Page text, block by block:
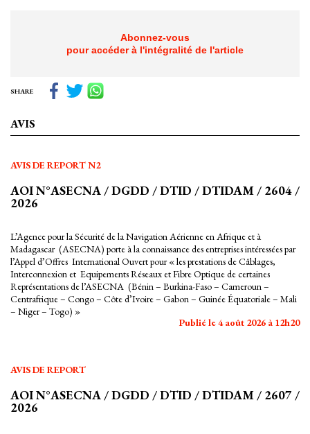
Abonnez-vous
pour accéder à l'intégralité de l'article
SHARE
AVIS
AVIS DE REPORT N2
AOI N°ASECNA / DGDD / DTID / DTIDAM / 2604 /
2026
L’Agence pour la Sécurité de la Navigation Aérienne en Afrique et à
Madagascar (ASECNA) porte à la connaissance des entreprises intéressées par
l’Appel d’Offres International Ouvert pour « les prestations de Câblages,
Interconnexion et Equipements Réseaux et Fibre Optique de certaines
Représentations de l’ASECNA (Bénin – Burkina-Faso – Cameroun –
Centrafrique – Congo – Côte d’Ivoire – Gabon – Guinée Équatoriale – Mali
– Niger – Togo) »
Publié le 4 août 2026 à 12h20
AVIS DE REPORT
AOI N°ASECNA / DGDD / DTID / DTIDAM / 2607 /
2026